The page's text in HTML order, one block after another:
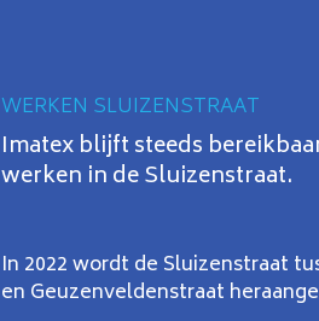
WERKEN SLUIZENSTRAAT
Imatex blijft steeds
werken in de Sluizenstraat.
In 2022 wordt de Sluizenstraat
en Geuzenveldenstraat